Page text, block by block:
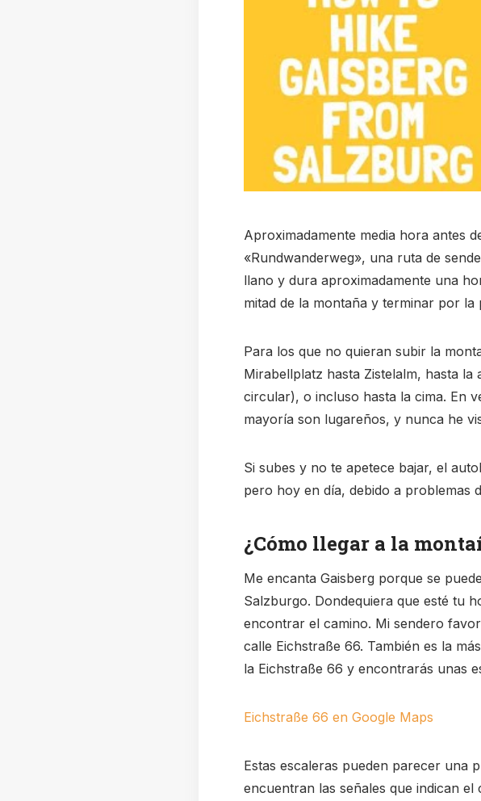
Aproximadamente media hora antes
«Rundwanderweg», una ruta de
llano y dura aproximadamente una
mitad de la montaña y terminar por la
Para los que no quieran subir la
Mirabellplatz hasta Zistelalm, hasta
circular), o incluso hasta la cima. En
mayoría son lugareños, y nunca he
Si subes y no te apetece bajar, el
pero hoy en día, debido a problemas
¿Cómo llegar a la
Me encanta Gaisberg porque se
Salzburgo. Dondequiera que esté tu
encontrar el camino. Mi sendero
calle Eichstraße 66. También es la
la Eichstraße 66 y encontrarás unas
Eichstraße 66 en Google Maps
Estas escaleras pueden parecer una
encuentran las señales que indican el